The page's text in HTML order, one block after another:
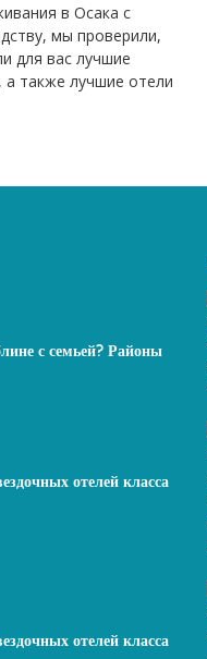
в Осака с
мы проверили,
для вас лучшие
также лучшие отели
с семьей? Районы
отелей класса
отелей класса